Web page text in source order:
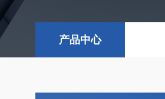
产品中心